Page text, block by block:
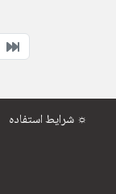
شرایط استفاده ☼